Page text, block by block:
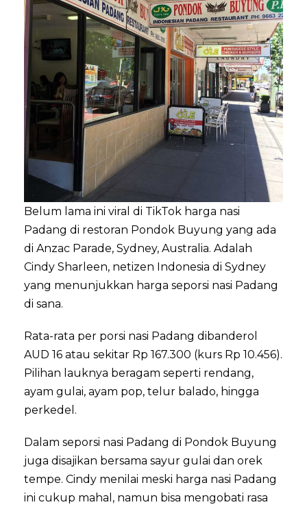
Belum lama ini viral di TikTok harga nasi
Padang di restoran Pondok Buyung yang ada
di Anzac Parade, Sydney, Australia. Adalah
Cindy Sharleen, netizen Indonesia di Sydney
yang menunjukkan harga seporsi nasi Padang
di sana.
Rata-rata per porsi nasi Padang dibanderol
AUD 16 atau sekitar Rp 167.300 (kurs Rp 10.456).
Pilihan lauknya beragam seperti rendang,
ayam gulai, ayam pop, telur balado, hingga
perkedel.
Dalam seporsi nasi Padang di Pondok Buyung
juga disajikan bersama sayur gulai dan orek
tempe. Cindy menilai meski harga nasi Padang
ini cukup mahal, namun bisa mengobati rasa